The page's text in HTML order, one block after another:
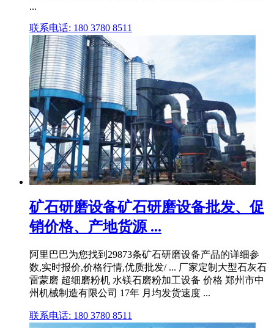
...
联系电话: 180 3780 8511
矿石研磨设备矿石研磨设备批发、促
销价格、产地货源 ...
阿里巴巴为您找到29873条矿石研磨设备产品的详细参
数,实时报价,价格行情,优质批发/ ... 厂家定制大型石灰石
雷蒙磨 超细磨粉机 水镁石磨粉加工设备 价格 郑州市中
州机械制造有限公司 17年 月均发货速度 ...
联系电话: 180 3780 8511